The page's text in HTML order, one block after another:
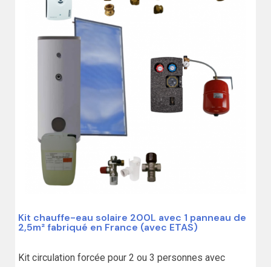
Kit chauffe-eau solaire 200L avec 1 panneau de
2,5m² fabriqué en France (avec ETAS)
Kit circulation forcée pour 2 ou 3 personnes avec